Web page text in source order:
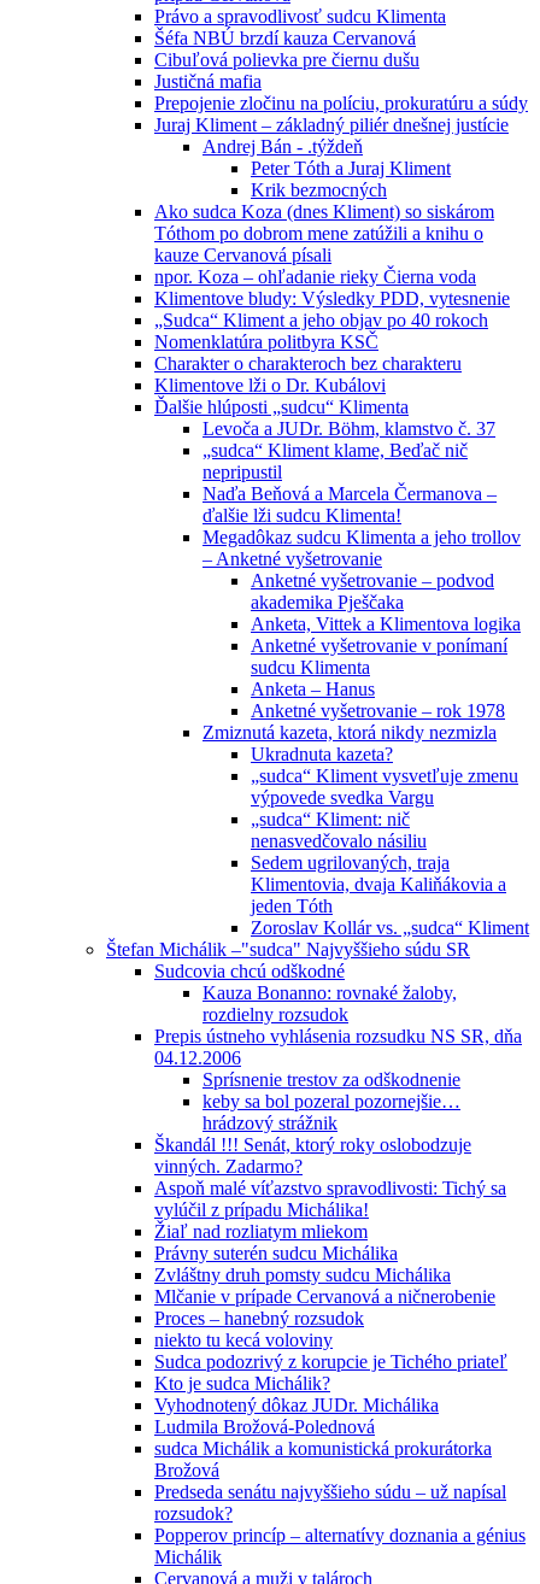
Právo a spravodlivosť sudcu Klimenta
Šéfa NBÚ brzdí kauza Cervanová
Cibuľová polievka pre čiernu dušu
Justičná mafia
Prepojenie zločinu na políciu, prokuratúru a súdy
Juraj Kliment – základný piliér dnešnej justície
Andrej Bán - .týždeň
Peter Tóth a Juraj Kliment
Krik bezmocných
Ako sudca Koza (dnes Kliment) so siskárom
Tóthom po dobrom mene zatúžili a knihu o
kauze Cervanová písali
npor. Koza – ohľadanie rieky Čierna voda
Klimentove bludy: Výsledky PDD, vytesnenie
„Sudca“ Kliment a jeho objav po 40 rokoch
Nomenklatúra politbyra KSČ
Charakter o charakteroch bez charakteru
Klimentove lži o Dr. Kubálovi
Ďalšie hlúposti „sudcu“ Klimenta
Levoča a JUDr. Böhm, klamstvo č. 37
„sudca“ Kliment klame, Beďač nič
nepripustil
Naďa Beňová a Marcela Čermanova –
ďalšie lži sudcu Klimenta!
Megadôkaz sudcu Klimenta a jeho trollov
– Anketné vyšetrovanie
Anketné vyšetrovanie – podvod
akademika Pješčaka
Anketa, Vittek a Klimentova logika
Anketné vyšetrovanie v ponímaní
sudcu Klimenta
Anketa – Hanus
Anketné vyšetrovanie – rok 1978
Zmiznutá kazeta, ktorá nikdy nezmizla
Ukradnuta kazeta?
„sudca“ Kliment vysvetľuje zmenu
výpovede svedka Vargu
„sudca“ Kliment: nič
nenasvedčovalo násiliu
Sedem ugrilovaných, traja
Klimentovia, dvaja Kaliňákovia a
jeden Tóth
Zoroslav Kollár vs. „sudca“ Kliment
Štefan Michálik –"sudca" Najvyššieho súdu SR
Sudcovia chcú odškodné
Kauza Bonanno: rovnaké žaloby,
rozdielny rozsudok
Prepis ústneho vyhlásenia rozsudku NS SR, dňa
04.12.2006
Sprísnenie trestov za odškodnenie
keby sa bol pozeral pozornejšie…
hrádzový strážnik
Škandál !!! Senát, ktorý roky oslobodzuje
vinných. Zadarmo?
Aspoň malé víťazstvo spravodlivosti: Tichý sa
vylúčil z prípadu Michálika!
Žiaľ nad rozliatym mliekom
Právny suterén sudcu Michálika
Zvláštny druh pomsty sudcu Michálika
Mlčanie v prípade Cervanová a ničnerobenie
Proces – hanebný rozsudok
niekto tu kecá voloviny
Sudca podozrivý z korupcie je Tichého priateľ
Kto je sudca Michálik?
Vyhodnotený dôkaz JUDr. Michálika
Ludmila Brožová-Polednová
sudca Michálik a komunistická prokurátorka
Brožová
Predseda senátu najvyššieho súdu – už napísal
rozsudok?
Popperov princíp – alternatívy doznania a génius
Michálik
Cervanová a muži v talároch